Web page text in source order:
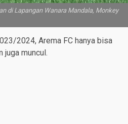
di Lapangan Wanara Mandala, Monkey
2024, Arema FC hanya bisa
juga muncul.